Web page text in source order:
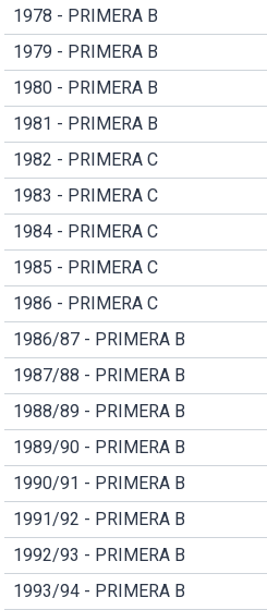
1978 - PRIMERA B
1979 - PRIMERA B
1980 - PRIMERA B
1981 - PRIMERA B
1982 - PRIMERA C
1983 - PRIMERA C
1984 - PRIMERA C
1985 - PRIMERA C
1986 - PRIMERA C
1986/87 - PRIMERA B
1987/88 - PRIMERA B
1988/89 - PRIMERA B
1989/90 - PRIMERA B
1990/91 - PRIMERA B
1991/92 - PRIMERA B
1992/93 - PRIMERA B
1993/94 - PRIMERA B